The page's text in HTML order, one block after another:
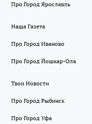
Про Город Ярославль
Наша Газета
Про Город Иваново
Про Город Йошкар-Ола
Твои Новости
Про Город Рыбинск
Про Город Уфа